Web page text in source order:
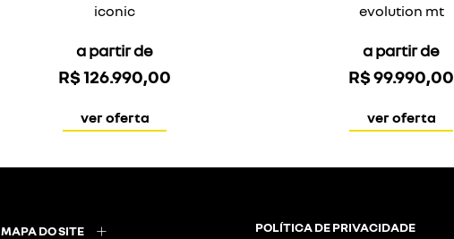
iconic
a partir de
R$ 126.990,00
ver oferta
evolution mt
a partir de
R$ 99.990,00
ver oferta
MAPA DO SITE POLÍTICA DE PRIVACIDADE